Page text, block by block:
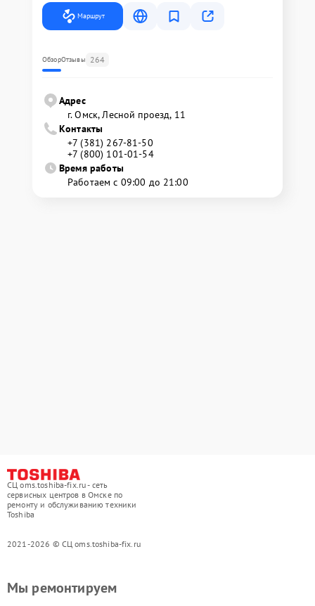
Маршрут
ОбзорОтзывы 264
Адрес
г. Омск, ​Лесной проезд, 11
Контакты
+7 (381) 267-81-50
+7 (800) 101-01-54
Время работы
Работаем с 09:00 до 21:00
СЦ oms.toshiba-fix.ru - сеть
сервисных центров в Омске по
ремонту и обслуживанию техники
Toshiba
2021-2026 © СЦ oms.toshiba-fix.ru
Мы ремонтируем